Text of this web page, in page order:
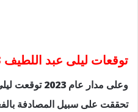
توقعات ليلى عبد اللطيف 2023
وعلى مدار عام
تحققت على سبيل المصادفة